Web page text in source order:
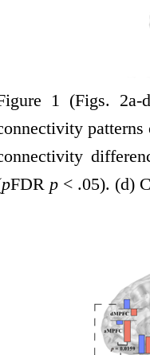
1 (Figs. 2a-
pFDR p < .05). (d)